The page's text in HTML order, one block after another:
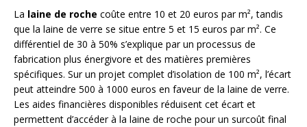
La laine de roche coûte entre 10 et 20 euros par m², tandis
que la laine de verre se situe entre 5 et 15 euros par m². Ce
différentiel de 30 à 50% s’explique par un processus de
fabrication plus énergivore et des matières premières
spécifiques. Sur un projet complet d’isolation de 100 m², l’écart
peut atteindre 500 à 1000 euros en faveur de la laine de verre.
Les aides financières disponibles réduisent cet écart et
permettent d’accéder à la laine de roche pour un surcoût final